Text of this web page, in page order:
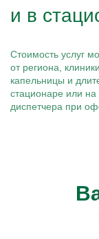
и в
Стоимость услуг
от региона,
капельницы и
стационаре или
диспетчера при